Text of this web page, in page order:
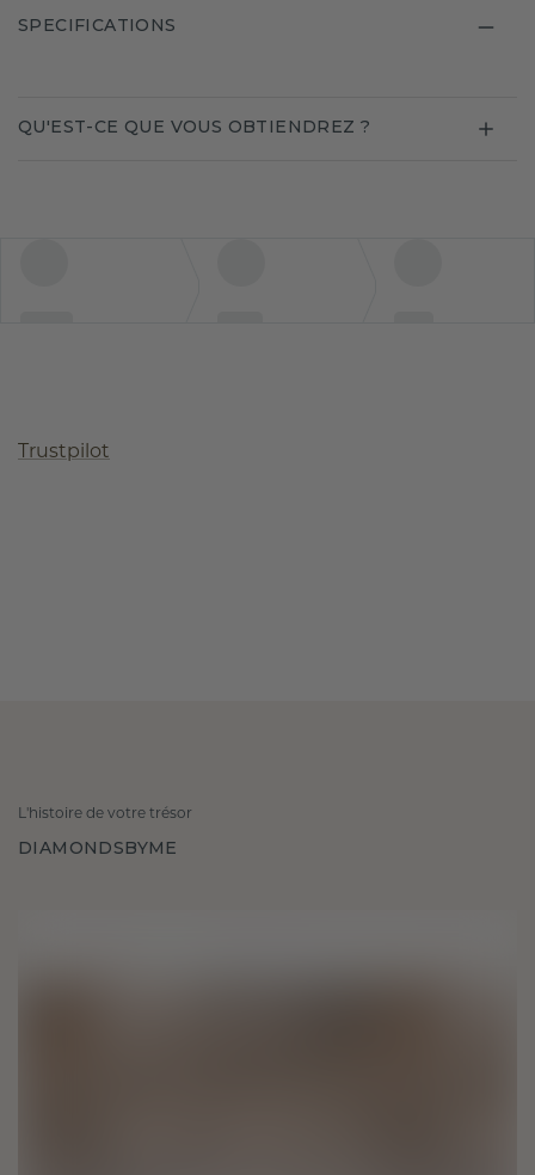
SPECIFICATIONS
QU'EST-CE QUE VOUS OBTIENDREZ ?
Trustpilot
L'histoire de votre trésor
DIAMONDSBYME